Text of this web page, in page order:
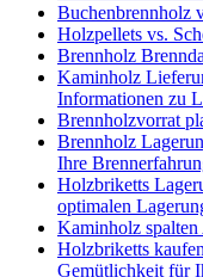
Buchenbrennholz
Holzpellets vs.
Brennholz
Kaminholz
Informationen zu
Brennholzvorrat
Brennholz
Ihre
Holzbriketts
optimalen
Kaminholz
Holzbriketts
Gemütlichkeit für